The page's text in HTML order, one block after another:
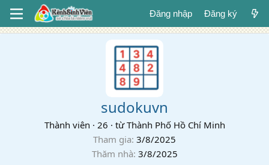
Đăng nhập Đăng ký
sudokuvn
Thành viên · 26 · từThành Phố Hồ Chí Minh
Tham gia 3/8/2025
Thăm nhà 3/8/2025